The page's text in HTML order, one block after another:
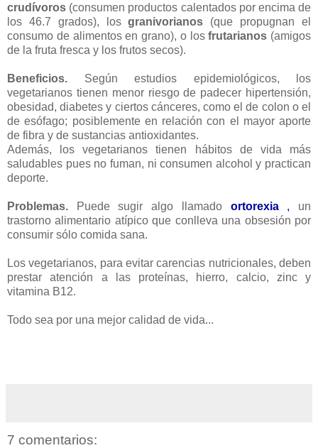
crudívoros (consumen productos calentados por encima de
los 46.7 grados), losgranivorianos (que propugnan el
consumo de alimentos en grano), o losfrutarianos (amigos
de la fruta fresca y los frutos secos).
Beneficios. Según estudios epidemiológicos, los
vegetarianos tienen menor riesgo de padecer hipertensión,
obesidad, diabetes y ciertos cánceres, como el de colon o el
de esófago; posiblemente en relación con el mayor aporte
de fibra y de sustancias antioxidantes.
Además, los vegetarianos tienen hábitos de vida más
saludables pues no fuman, ni consumen alcohol y practican
deporte.
Problemas. Puede sugir algo llamado ortorexia , un
trastorno alimentario atípico que conlleva una obsesión por
consumir sólo comida sana.
Los vegetarianos, para evitar carencias nutricionales, deben
prestar atención a las proteínas, hierro, calcio, zinc y
vitamina B12.
Todo sea por una mejor calidad de vida...
7 comentarios: